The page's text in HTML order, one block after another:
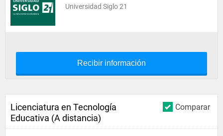
Universidad Siglo 21
Recibir información
Comparar
Licenciatura en Tecnología
Educativa (A distancia)